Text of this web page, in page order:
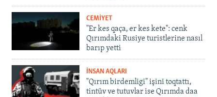
CEMİYET
"Er kes qaça, er kes kete": cenk
Qırımdaki Rusiye turistlerine nasıl
barıp yetti
İNSAN AQLARI
"Qırım birdemligi" işini toqtattı,
tintüv ve tutuvlar ise Qırımda daa